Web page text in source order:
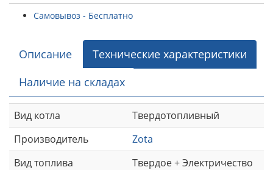
Самовывоз - Бесплатно
Описание
Технические характеристики
Наличие на складах
Вид котла
Твердотопливный
Производитель
Zota
Вид топлива
Твердое + Электричество